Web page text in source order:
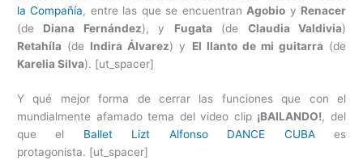
la Compañía, entre las que se encuentran Agobio y Renacer
(de Diana Fernández), y Fugata (de Claudia Valdivia)
Retahíla (de Indira Álvarez) y El llanto de mi guitarra (de
Karelia Silva). [ut_spacer]
Y qué mejor forma de cerrar las funciones que con el
mundialmente afamado tema del video clip ¡BAILANDO!, del
que el Ballet Lizt Alfonso DANCE CUBAes
protagonista. [ut_spacer]